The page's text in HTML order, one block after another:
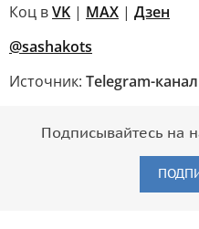
Коц вVK | MAX | Дзен
@sashakots
Источник: Telegram-
Подписывайтесь на